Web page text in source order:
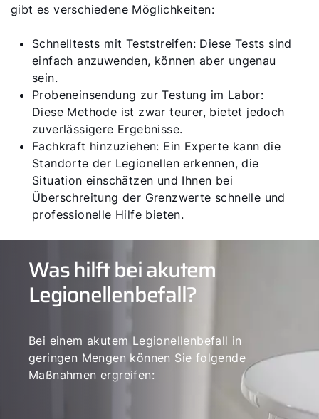
gibt es verschiedene Möglichkeiten:
Schnelltests mit Teststreifen: Diese Tests sind
einfach anzuwenden, können aber ungenau
sein.
Probeneinsendung zur Testung im Labor:
Diese Methode ist zwar teurer, bietet jedoch
zuverlässigere Ergebnisse.
Fachkraft hinzuziehen: Ein Experte kann die
Standorte der Legionellen erkennen, die
Situation einschätzen und Ihnen bei
Überschreitung der Grenzwerte schnelle und
professionelle Hilfe bieten.
Was hilft bei akutem
Legionellenbefall?
Bei einem akutem Legionellenbefall in
geringen Mengen können Sie folgende
Maßnahmen ergreifen: